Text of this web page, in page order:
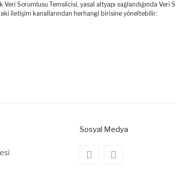
Veri Sorumlusu Temsilcisi, yasal altyapı sağlandığında
iletişim kanallarından herhangi birisine yöneltebilir:
Sosyal Medya